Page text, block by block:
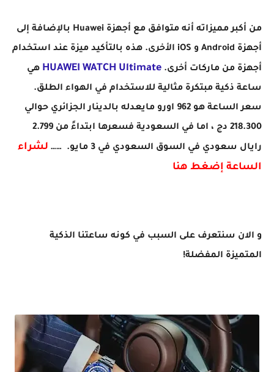
من أكبر مميزاته أنه متوافق مع أجهزة Huawei بالإضافة إلى
أجهزة Android و iOS الأخرى. هذه بالتأكيد ميزة عند استخدام
أجهزة من ماركات أخرى. HUAWEI WATCH Ultimate هي
ساعة ذكية مبتكرة مثالية للاستخدام في الهواء الطلق.
سعر الساعة هو 962 اورو مايعدله بالدينار الجزائري حوالي
218.300 دج ، اما في السعودية فسعرها ابتداءً من 2.799
رايال سعودي في السوق السعودي في 3 مايو. ……
لشراء
الساعة إضغط هنا
و الان سنتعرف على السبب في كونه ساعتنا الذكية
المتميزة المفضلة!